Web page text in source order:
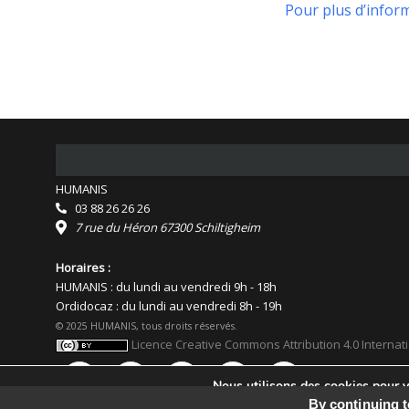
Pour plus
HUMANIS
03 88 26 26 26
7 rue du Héron 67300 Schiltigheim
Horaires :
HUMANIS : du lundi au vendredi 9h - 18h
Ordidocaz : du lundi au vendredi 8h - 19h
© 2025 HUMANIS, tous droits réservés.
Licence Creative Commons Attribution 4.0
Nous utilisons des cookies pour
Vous pouvez en savoir plus sur
By continuing